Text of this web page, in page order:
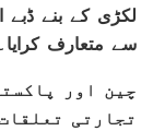
لکڑی کے بنے ڈبے
سے متعارف کرایا۔
چین اور
تجارتی